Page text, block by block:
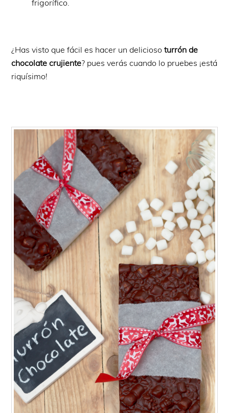
frigorífico.
¿Has visto que fácil es hacer un deliciosoturrón de
chocolate crujiente? pues verás cuando lo pruebes ¡está
riquísimo!